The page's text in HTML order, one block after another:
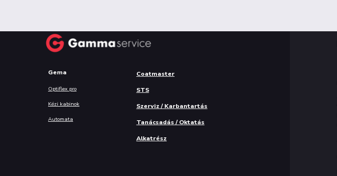
Gema
Optiflex pro
Kézi kabinok
Automata
Coatmaster
STS
Szerviz / Karbantartás
Tanácsadás / Oktatás
Alkatrész